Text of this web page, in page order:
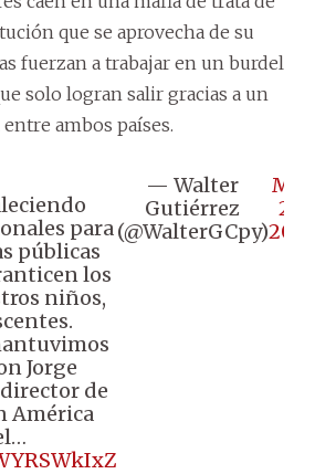
que se aprovecha de su
fuerzan a trabajar en un burdel
solo logran salir gracias a un
ambos países.
para
públicas
los
niños,
Jorge
director de
América
— Walter
Gutiérrez
(@WalterGCpy)
May
20,